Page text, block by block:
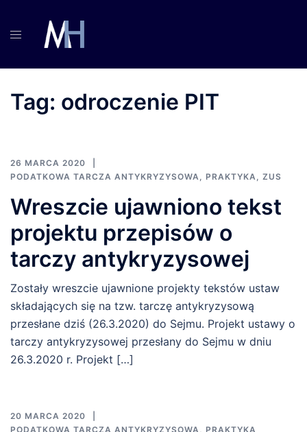
Tag: odroczenie PIT
26 MARCA 2020
PODATKOWA TARCZA ANTYKRYZYSOWA, PRAKTYKA, ZUS
Wreszcie ujawniono tekst
projektu przepisów o
tarczy antykryzysowej
Zostały wreszcie ujawnione projekty tekstów ustaw
składających się na tzw. tarczę antykryzysową
przesłane dziś (26.3.2020) do Sejmu. Projekt ustawy o
tarczy antykryzysowej przesłany do Sejmu w dniu
26.3.2020 r. Projekt […]
20 MARCA 2020
PODATKOWA TARCZA ANTYKRYZYSOWA, PRAKTYKA